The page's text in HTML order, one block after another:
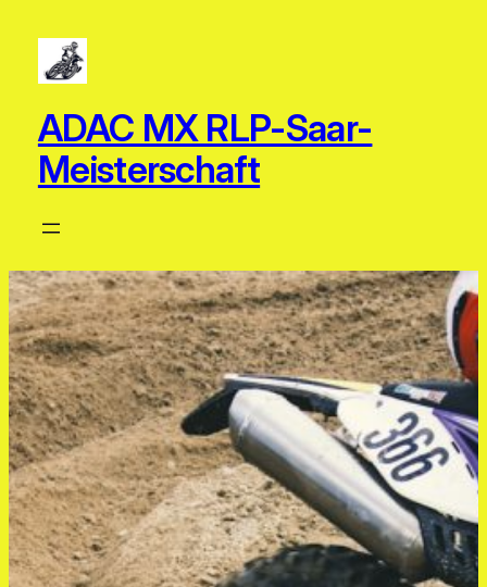
Inhalt
springen
ADAC MX RLP-Saar-
Meisterschaft